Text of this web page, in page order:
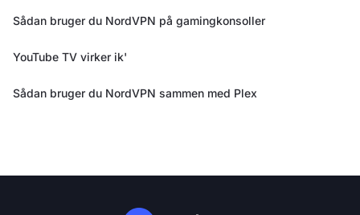
Sådan bruger du NordVPN på gamingkonsoller
YouTube TV virker ik'
Sådan bruger du NordVPN sammen med Plex